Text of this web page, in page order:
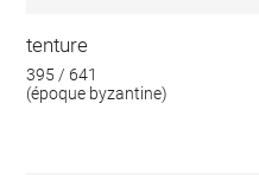
tenture
395 / 641
(époque byzantine)